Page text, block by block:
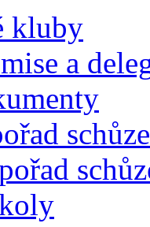
kluby
a
schůze